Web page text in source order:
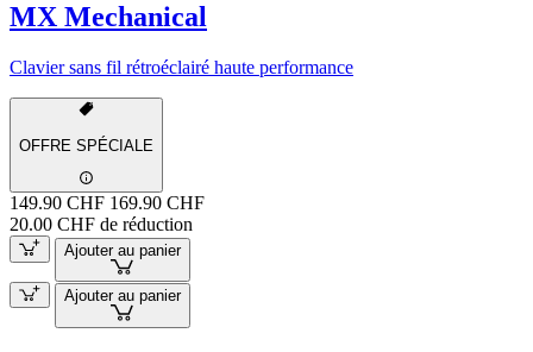
MX Mechanical
Clavier sans fil rétroéclairé haute performance
OFFRE SPÉCIALE
149.90 CHF 169.90 CHF
20.00 CHF de réduction
Ajouter au panier
Ajouter au panier